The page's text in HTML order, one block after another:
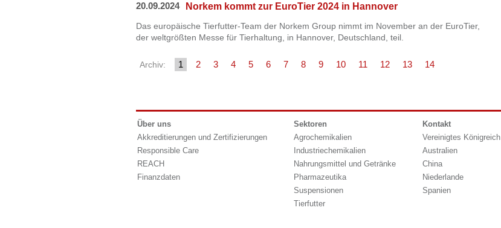
20.09.2024 Norkem kommt zur EuroTier 2024 in Hannover
Das europäische Tierfutter-Team der Norkem Group nimmt im November an der EuroTier,
der weltgrößten Messe für Tierhaltung, in Hannover, Deutschland, teil.
Archiv: 1 2 3 4 5 6 7 8 9 10 11 12 13 14
Über uns
Akkreditierungen und Zertifizierungen
Responsible Care
REACH
Finanzdaten
Sektoren
Agrochemikalien
Industriechemikalien
Nahrungsmittel und Getränke
Pharmazeutika
Suspensionen
Tierfutter
Kontakt
Vereinigtes Königreich
Australien
China
Niederlande
Spanien